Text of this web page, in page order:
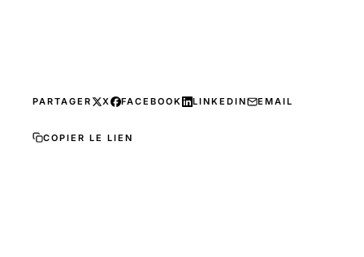
PARTAGER X FACEBOOK LINKEDIN EMAIL
COPIER LE LIEN